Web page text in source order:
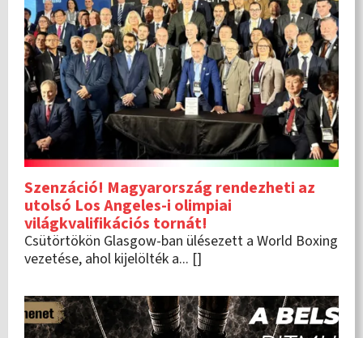
Szenzáció! Magyarország rendezheti az
utolsó Los Angeles-i olimpiai
világkvalifikációs tornát!
Csütörtökön Glasgow-ban ülésezett a World Boxing
vezetése, ahol kijelölték a... []